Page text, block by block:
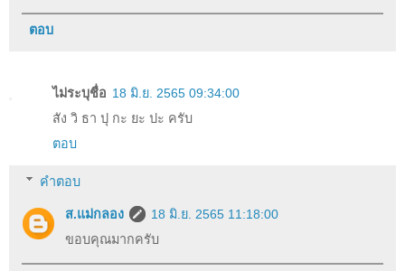
ตอบ
ไม่ระบุชื่อ 18 มิ.ย. 2565 09:34:00
สัง วิ ธา ปุ กะ ยะ ปะ ครับ
ตอบ
คำตอบ
ส.แม่กลอง
18 มิ.ย. 2565 11:18:00
ขอบคุณ​มาก​ครับ​